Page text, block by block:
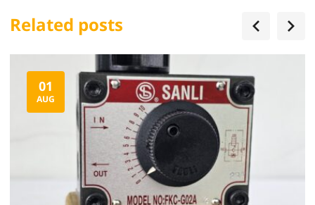
Related posts
01
AUG